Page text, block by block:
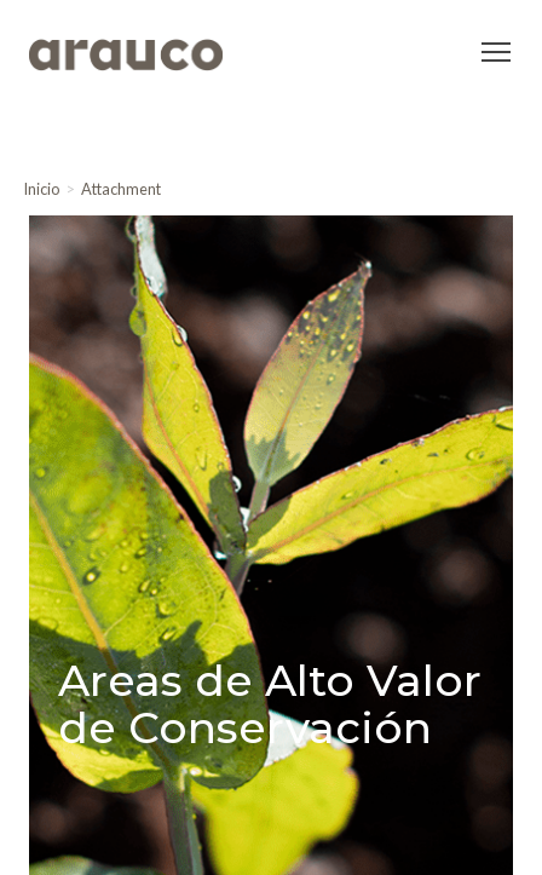
Inicio Attachment
Areas de Alto Valor
de Conservación